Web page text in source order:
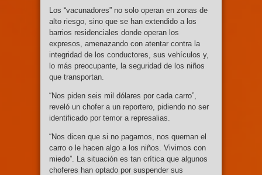
Los “vacunadores” no solo operan en zonas de
alto riesgo, sino que se han extendido a los
barrios residenciales donde operan los
expresos, amenazando con atentar contra la
integridad de los conductores, sus vehículos y,
lo más preocupante, la seguridad de los niños
que transportan.
“Nos piden seis mil dólares por cada carro”,
reveló un chofer a un reportero, pidiendo no ser
identificado por temor a represalias.
“Nos dicen que si no pagamos, nos queman el
carro o le hacen algo a los niños. Vivimos con
miedo”. La situación es tan crítica que algunos
choferes han optado por suspender sus